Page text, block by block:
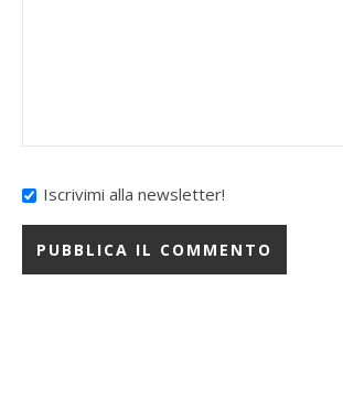
Iscrivimi alla newsletter!